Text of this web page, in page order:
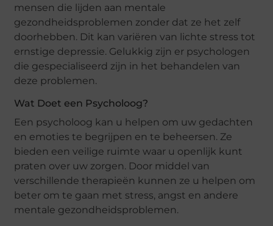
mensen die lijden aan mentale
gezondheidsproblemen zonder dat ze het zelf
doorhebben. Dit kan variëren van lichte stress tot
ernstige depressie. Gelukkig zijn er psychologen
die gespecialiseerd zijn in het behandelen van
deze problemen.
Wat Doet een Psycholoog?
Een psycholoog kan u helpen om uw gedachten
en emoties te begrijpen en te beheersen. Ze
bieden een veilige ruimte waar u openlijk kunt
praten over uw zorgen. Door middel van
verschillende therapieën kunnen ze u helpen om
beter om te gaan met stress, angst en andere
mentale gezondheidsproblemen.